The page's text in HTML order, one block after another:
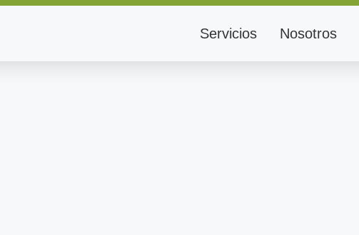
Servicios Nosotros